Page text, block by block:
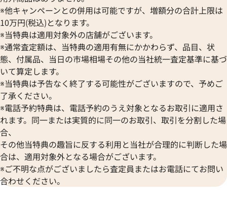
ッピースポーツ 27/6149-
レザー アイボリー
格
ショパール ハッピーダイヤモ
20/3957 4097 YG/レザー ゴー
参考買取価格
オリス
Audemars Piguet
オーデマ ピゲ
Vacheron Constantin
ヴァシュロン・コンスタンタン
Van Cleef & Arpels
ヴァンクリーフ＆アーペル
Versace
ヴェルサーチ
Wempe
ゼニス
Bell & Ross
ベル＆ロス
BAUME＆MERCIER
ボーム＆メルシエ
BALL Watch
ボール ウォッチ
※他キャンペーンとの併用は可能ですが、増額分の合計上限は
10万円(税込)となります。
※当特典は適用対象外の店舗がございます。
※通常査定額は、当特典の適用有無にかかわらず、品目、状
態、付属品、当日の市場相場その他の当社統一査定基準に基づ
いて算定します。
※当特典は予告なく終了する可能性がございますので、予めご
了承ください。
※電話予約特典は、電話予約のうえ対象となるお取引に適用さ
れます。同一または実質的に同一のお取引、取引を分割した場
合、
その他当特典の趣旨に反する利用と当社が合理的に判断した場
合は、適用対象外となる場合がございます。
※ご不明な点がございましたら査定員またはお電話にてお問い
合わせください。